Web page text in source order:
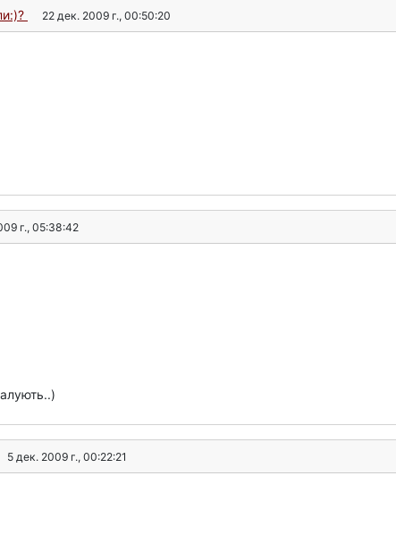
22 дек. 2009 г., 00:50:20
г., 05:38:42
5 дек. 2009 г., 00:22:21